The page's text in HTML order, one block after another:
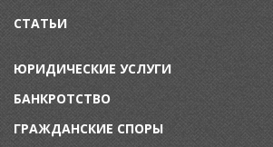
СТАТЬИ
ЮРИДИЧЕСКИЕ УСЛУГИ
БАНКРОТСТВО
ГРАЖДАНСКИЕ СПОРЫ